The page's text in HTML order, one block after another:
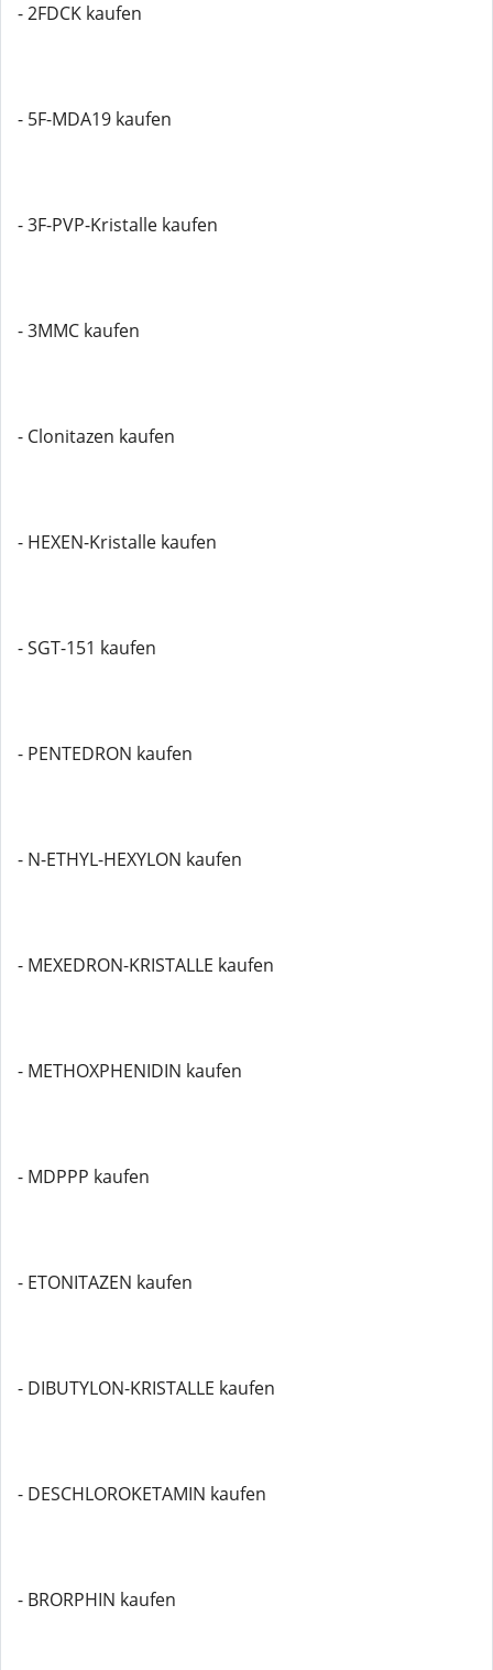
- 2FDCK kaufen
- 5F-MDA19 kaufen
- 3F-PVP-Kristalle kaufen
- 3MMC kaufen
- Clonitazen kaufen
- HEXEN-Kristalle kaufen
- SGT-151 kaufen
- PENTEDRON kaufen
- N-ETHYL-HEXYLON kaufen
- MEXEDRON-KRISTALLE kaufen
- METHOXPHENIDIN kaufen
- MDPPP kaufen
- ETONITAZEN kaufen
- DIBUTYLON-KRISTALLE kaufen
- DESCHLOROKETAMIN kaufen
- BRORPHIN kaufen